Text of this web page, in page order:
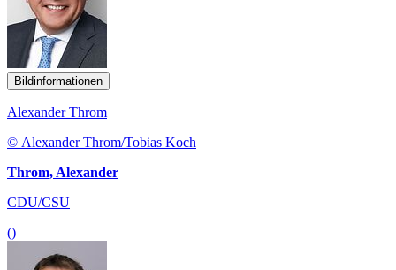
Bildinformationen
Alexander Throm
© Alexander Throm/Tobias Koch
Throm, Alexander
CDU/CSU
()